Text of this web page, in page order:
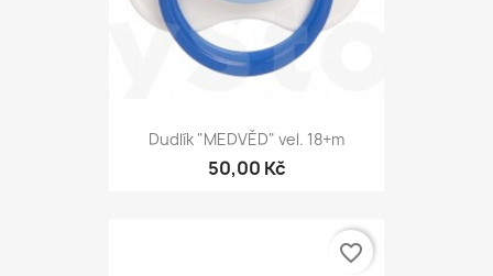
Dudlík "MEDVĚD" vel. 18+m
50,00 Kč
favorite_border